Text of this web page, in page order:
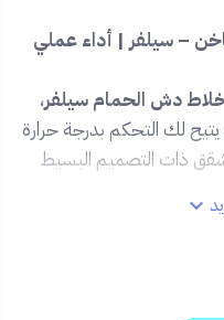
– سيلفر | أداء عملي
دش الحمام سيلفر،
لك التحكم بدرجة حرارة
ذات التصميم البسيط